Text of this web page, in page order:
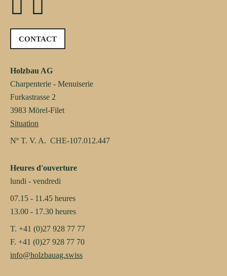
CONTACT
Holzbau AG
Charpenterie - Menuiserie
Furkastrasse 2
3983 Mörel-Filet
Situation
Nº T. V. A. CHE-107.012.447
Heures d'ouverture
lundi - vendredi
07.15 - 11.45 heures
13.00 - 17.30 heures
T. +41 (0)27 928 77 77
F. +41 (0)27 928 77 70
info@holzbauag.swiss